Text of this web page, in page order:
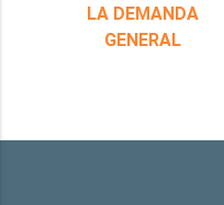
LA DEMANDA
GENERAL